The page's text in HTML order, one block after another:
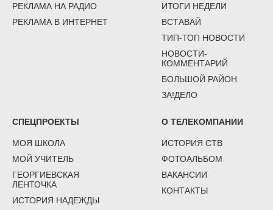
РЕКЛАМА НА РАДИО
РЕКЛАМА В ИНТЕРНЕТ
ИТОГИ НЕДЕЛИ
ВСТАВАЙ
ТИП-ТОП НОВОСТИ
НОВОСТИ-
КОММЕНТАРИЙ
БОЛЬШОЙ РАЙОН
ЗА!ДЕЛО
СПЕЦПРОЕКТЫ
МОЯ ШКОЛА
МОЙ УЧИТЕЛЬ
ГЕОРГИЕВСКАЯ
ЛЕНТОЧКА
ИСТОРИЯ НАДЕЖДЫ
О ТЕЛЕКОМПАНИИ
ИСТОРИЯ СТВ
ФОТОАЛЬБОМ
ВАКАНСИИ
КОНТАКТЫ